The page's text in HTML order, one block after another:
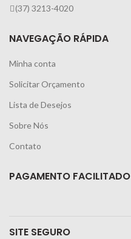
(37) 3213-4020
NAVEGAÇÃO RÁPIDA
Minha conta
Solicitar Orçamento
Lista de Desejos
Sobre Nós
Contato
PAGAMENTO FACILITADO
SITE SEGURO